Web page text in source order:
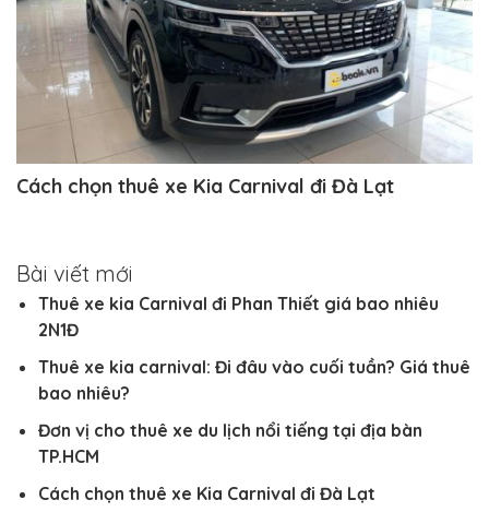
Cách chọn thuê xe Kia Carnival đi Đà Lạt
Bài viết mới
Thuê xe kia Carnival đi Phan Thiết giá bao nhiêu
2N1Đ
Thuê xe kia carnival: Đi đâu vào cuối tuần? Giá thuê
bao nhiêu?
Đơn vị cho thuê xe du lịch nổi tiếng tại địa bàn
TP.HCM
Cách chọn thuê xe Kia Carnival đi Đà Lạt